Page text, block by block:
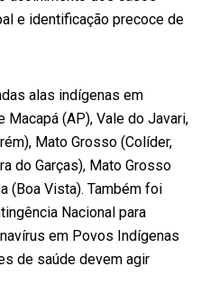
e identificação precoce de
alas indígenas em
(AP), Vale do Javari,
Mato Grosso (Colíder,
do Garças), Mato Grosso
(Boa Vista). Também foi
Nacional para
em Povos Indígenas
de saúde devem agir